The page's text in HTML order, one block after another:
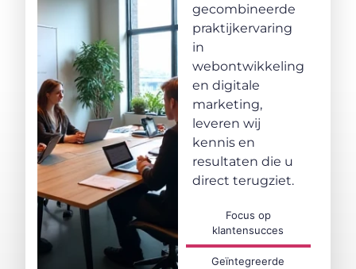
Focus op
klantensucces
Geïntegreerde
gecombineerde
praktijkervaring
in
webontwikkeling
en digitale
marketing,
leveren wij
kennis en
resultaten die u
direct terugziet.